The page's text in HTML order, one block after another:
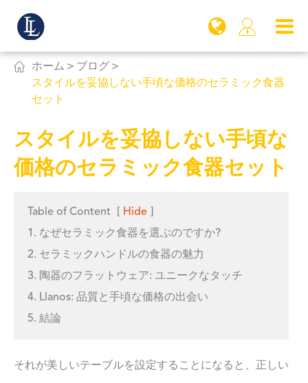

 ホーム
ブログ
スタイルを妥協しない手頃な価格のセラミック食器
セット
スタイルを妥協しない手頃な
価格のセラミック食器セット
Table of Content Hide
1. なぜセラミック食器を選ぶのですか?
2. セラミックハンドルの食器の魅力
3. 陶器のフラットウェア: ユニークなタッチ
4. Llanos: 品質と手頃な価格の出会い
5. 結論
それが美しいテーブルを設定することになると、正しい